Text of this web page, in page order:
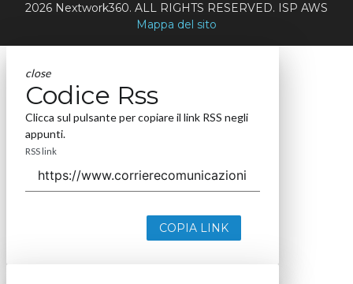
2026 Nextwork360. ALL RIGHTS RESERVED. ISP AWS
Mappa del sito
close
Codice Rss
Clicca sul pulsante per copiare il link RSS negli
appunti.
RSS link
COPIA LINK